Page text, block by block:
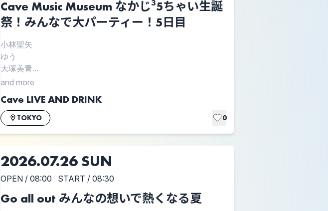
Cave Music Museum なかじ³5ちゃい生誕
祭！みんなで大パーティー！5日目
小林聖矢
ゆう
大塚美青...
and more
Cave LIVE AND DRINK
TOKYO 0
2026.07.26 SUN
OPEN / 08:00 START / 08:30
Go all out みんなの想いで熱くなる夏